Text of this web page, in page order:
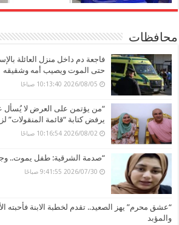
محافظات
فاجعة دم داخل منزل العائلة
حتى الموت ويصيب أمه وشقيقه
2026/08/05 10:13:40 صباحًا
“من يؤتمن على العرض لا يُسأل
يرفض كتابة “قائمة المنقولات”
2026/08/02 10:16:54 صباحًا
“صدمة الشرقية: طفل يموت..
2026/07/30 9:41:55 صباحًا
“عشق محرم” يهز الصعيد.. تقدم لخطبة الابنة فأحبته
والمؤبد